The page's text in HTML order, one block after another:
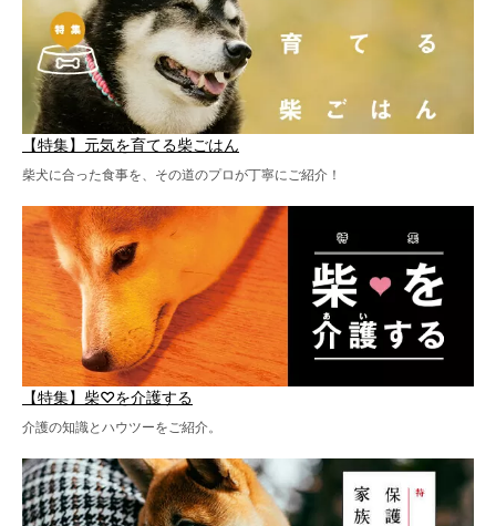
【特集】元気を育てる柴ごはん
柴犬に合った食事を、その道のプロが丁寧にご紹介！
【特集】柴♡を介護する
介護の知識とハウツーをご紹介。